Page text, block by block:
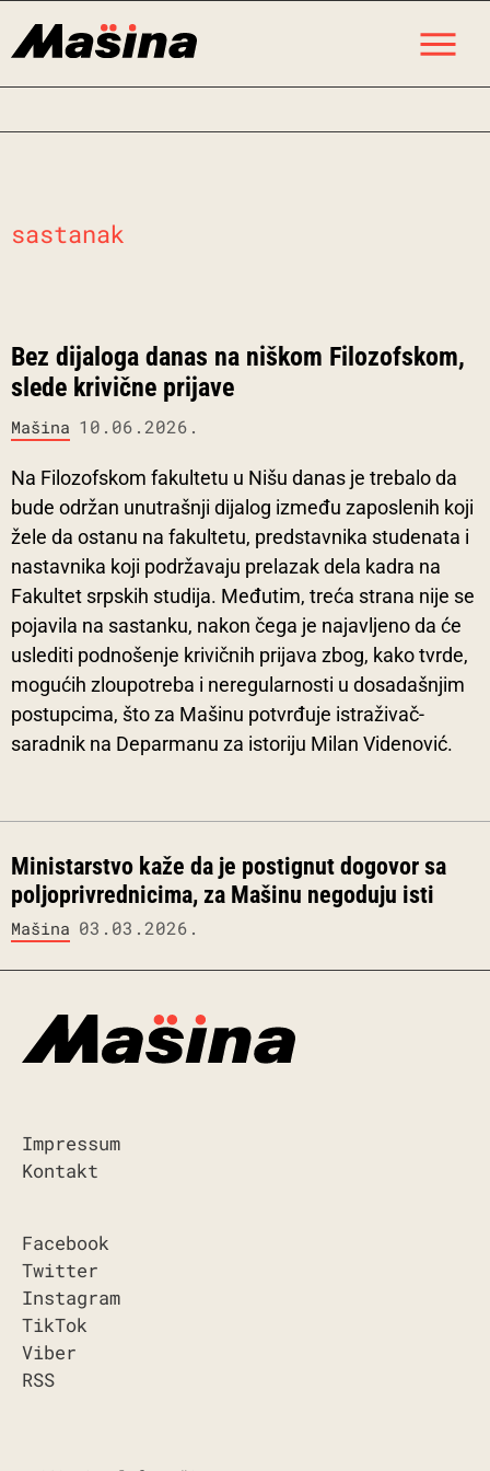
sastanak
Bez dijaloga danas na niškom Filozofskom,
slede krivične prijave
Mašina 10.06.2026.
Na Filozofskom fakultetu u Nišu danas je trebalo da
bude održan unutrašnji dijalog između zaposlenih koji
žele da ostanu na fakultetu, predstavnika studenata i
nastavnika koji podržavaju prelazak dela kadra na
Fakultet srpskih studija. Međutim, treća strana nije se
pojavila na sastanku, nakon čega je najavljeno da će
uslediti podnošenje krivičnih prijava zbog, kako tvrde,
mogućih zloupotreba i neregularnosti u dosadašnjim
postupcima, što za Mašinu potvrđuje istraživač-
saradnik na Deparmanu za istoriju Milan Videnović.
Ministarstvo kaže da je postignut dogovor sa
poljoprivrednicima, za Mašinu negoduju isti
Mašina 03.03.2026.
Impressum
Kontakt
Facebook
Twitter
Instagram
TikTok
Viber
RSS